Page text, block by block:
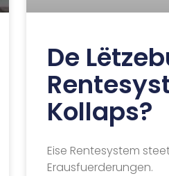
De
Kollaps?
Eise Rentesystem
Erausfuerderungen.